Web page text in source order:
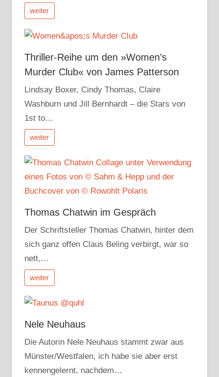
weiter
Thriller-Reihe um den »Women’s
Murder Club« von James Patterson
Lindsay Boxer, Cindy Thomas, Claire
Washburn und Jill Bernhardt – die Stars von
1st to…
weiter
Thomas Chatwin im Gespräch
Der Schriftsteller Thomas Chatwin, hinter dem
sich ganz offen Claus Beling verbirgt, war so
nett,…
weiter
Nele Neuhaus
Die Autorin Nele Neuhaus stammt zwar aus
Münster/Westfalen, ich habe sie aber erst
kennengelernt, nachdem…